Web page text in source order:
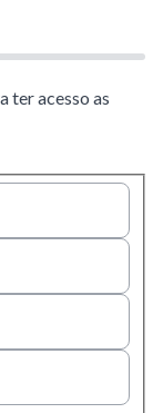
ter acesso as